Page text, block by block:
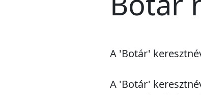
A 'Botár'
A 'Botár'